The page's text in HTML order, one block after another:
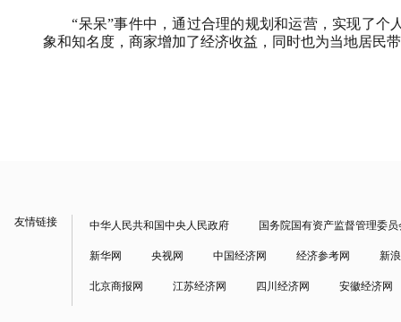
“呆呆”事件中，通过合理的规划和运营，实现了
象和知名度，商家增加了经济收益，同时也为当地居民
友情链接 中华人民共和国中央人民政府 国务院国有资产监督管理委员
新华网 央视网 中国经济网 经济参考网 新
北京商报网 江苏经济网 四川经济网 安徽经济网